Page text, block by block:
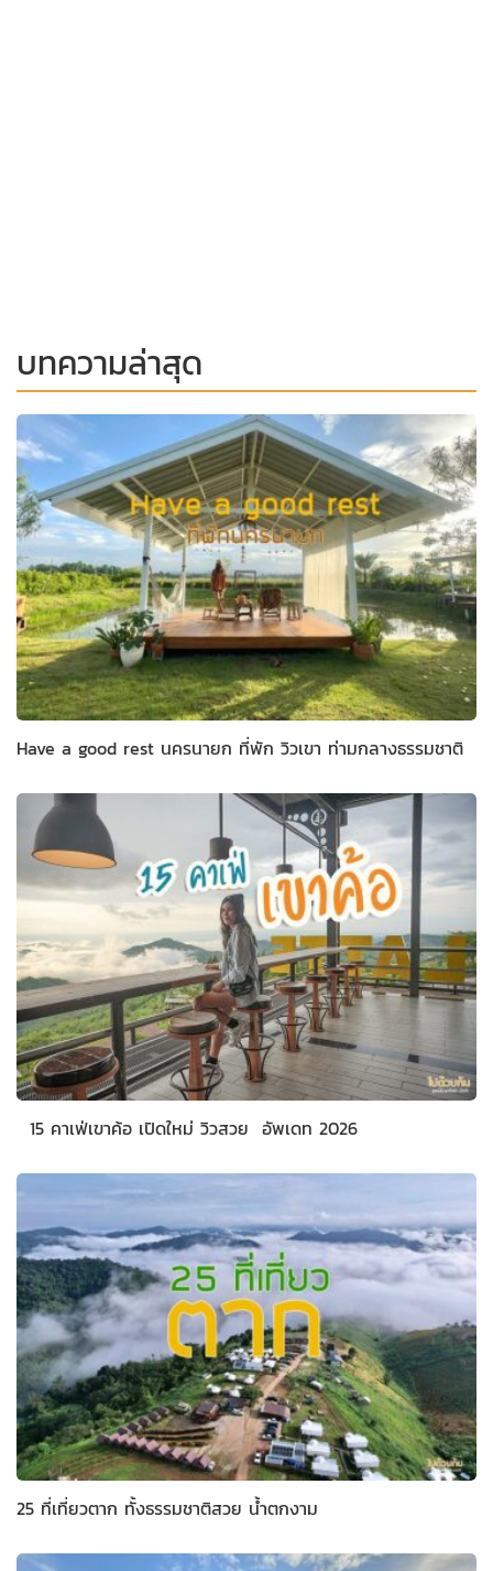
บทความล่าสุด
Have a good rest นครนายก ที่พัก วิวเขา ท่ามกลางธรรมชาติ
15 คาเฟ่เขาค้อ เปิดใหม่ วิวสวย อัพเดท 2026
25 ที่เที่ยวตาก ทั้งธรรมชาติสวย น้ำตกงาม